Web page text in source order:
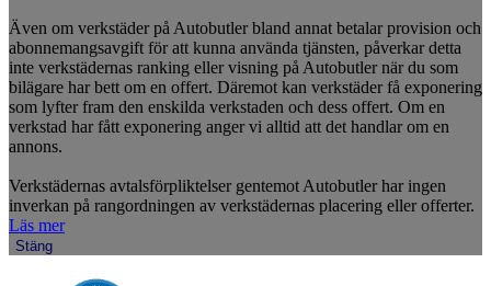
Även om verkstäder på Autobutler bland annat betalar provision och
abonnemangsavgift för att kunna använda tjänsten, påverkar detta
inte verkstädernas ranking eller visning på Autobutler när du som
bilägare har bett om en offert. Däremot kan verkstäder få exponering
som lyfter fram den enskilda verkstaden och dess offert. Om en
verkstad har fått exponering anger vi alltid att det handlar om en
annons.
Verkstädernas avtalsförpliktelser gentemot Autobutler har ingen
inverkan på rangordningen av verkstädernas placering eller offerter.
Läs mer
Stäng